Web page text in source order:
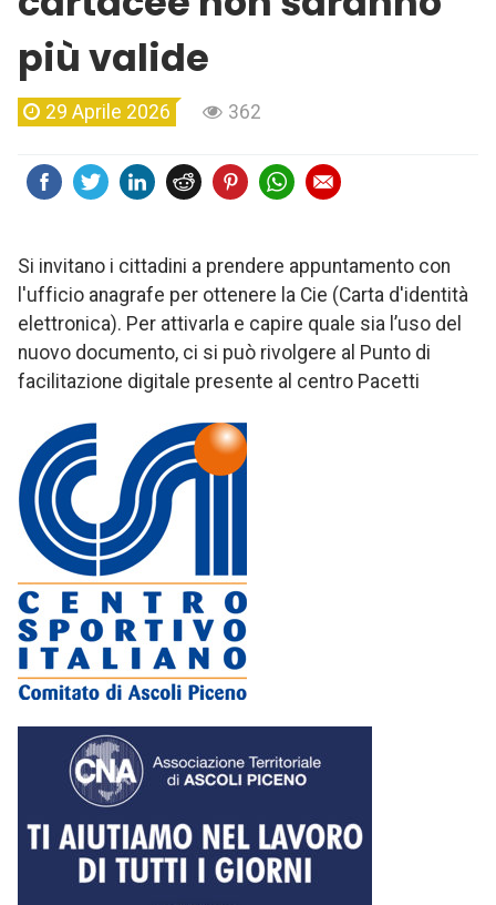
più valide
29 Aprile 2026 362
Si invitano i cittadini a prendere appuntamento con
l'ufficio anagrafe per ottenere la Cie (Carta d'identità
elettronica). Per attivarla e capire quale sia l’uso del
nuovo documento, ci si può rivolgere al Punto di
facilitazione digitale presente al centro Pacetti